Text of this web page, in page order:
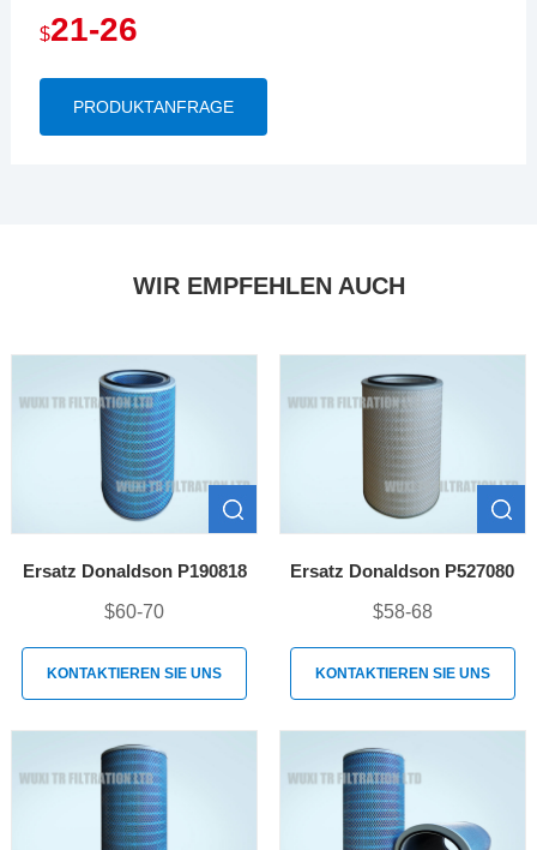
$21-26
PRODUKTANFRAGE
WIR EMPFEHLEN AUCH
Ersatz Donaldson P190818
$60-70
KONTAKTIEREN SIE UNS
Ersatz Donaldson P527080
$58-68
KONTAKTIEREN SIE UNS